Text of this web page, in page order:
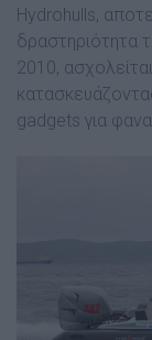
Hydrohulls,
δραστηριότητα
2010,
gadgets για